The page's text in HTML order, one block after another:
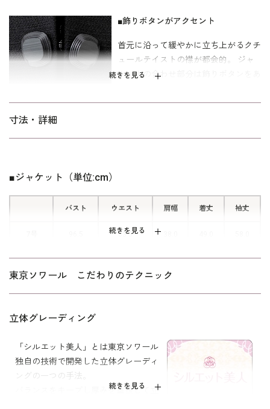
す。
ワンピースの着丈は、ふくらはぎに掛かる改まり度の高い長めの
丈。 ミセス（40代～）向け、｢ゆったり｣パターンを使用。 「少し
ゆったり」よりも全体的に、さらにゆとりを持たせた仕上がりで
続きを見る
■飾りボタンがアクセント
首元に沿って緩やかに立ち上がるクチ
ュールテイストの襟が都会的。 ジャ
ケットの合わせ部分は飾りボタンをあ
上げています。
すことなく脱ぎ着ができます。
寸法・詳細
続きを見る
■ジャケット（単位:cm）
バスト ウエスト 肩幅 着丈 袖丈
83.5
9号 99.5 86.5 38.5 49.5 58.5
13号
40.5 51.0 59.5
17号 117.5 104.5 41.5 51.5
東京ソワール こだわりのテクニック
続きを見る
立体グレーディング
「シルエット美人」とは東京ソワール
独自の技術で開発した立体グレーディ
ングの一つの手法。
バランスをキープし厚みを重視して立